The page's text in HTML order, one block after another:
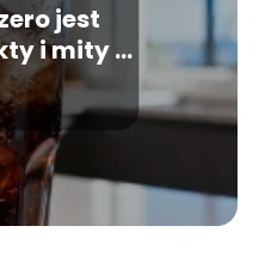
jest
i mity o